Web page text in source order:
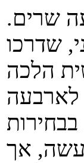
שרים.
שדרכו
הלכה
16 שנה - זכתה לארבעה
אך